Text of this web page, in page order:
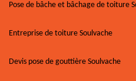
Pose de bâche et bâchage de toiture
Entreprise de toiture Soulvache
Devis pose de gouttière Soulvache